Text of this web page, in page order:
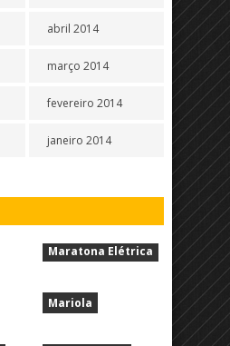
abril 2014
março 2014
fevereiro 2014
janeiro 2014
Maratona Elétrica
Mariola